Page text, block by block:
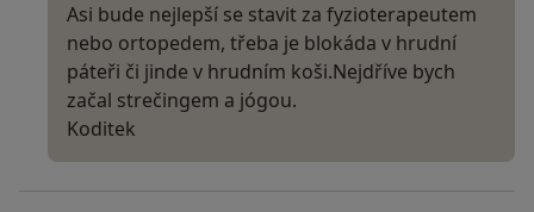
Asi bude nejlepší se stavit za fyzioterapeutem
nebo ortopedem, třeba je blokáda v hrudní
páteři či jinde v hrudním koši.Nejdříve bych
začal strečingem a jógou.
Koditek